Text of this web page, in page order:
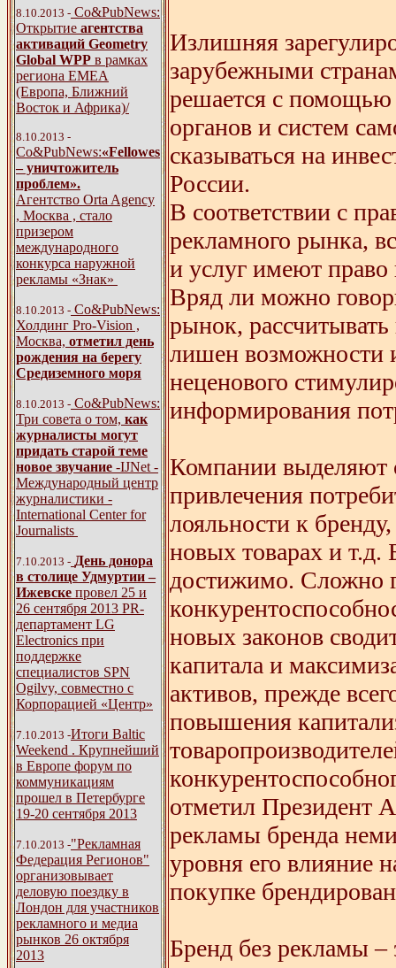
8.10.2013 - Со&PubNews:
Открытие агентства
активаций Geometry
Global WPP в рамках
региона ЕМЕА
(Европа, Ближний
Восток и Африка)/
8.10.2013 -
Со&PubNews:«Fellowes
– уничтожитель
проблем».
Агентство Orta Agency
, Москва , стало
призером
международного
конкурса наружной
рекламы «Знак»
8.10.2013 - Со&PubNews:
Холдинг Pro-Vision ,
Москва, отметил день
рождения на берегу
Средиземного моря
8.10.2013 - Со&PubNews:
Три совета о том, как
журналисты могут
придать старой теме
новое звучание -IJNet -
Международный центр
журналистики -
International Center for
Journalists
7.10.2013 - День донора
в столице Удмуртии –
Ижевске провел 25 и
26 сентября 2013 PR-
департамент LG
Electronics при
поддержке
специалистов SPN
Ogilvy, совместно с
Корпорацией «Центр»
7.10.2013 -Итоги Baltic
Weekend . Крупнейший
в Европе форум по
коммуникациям
прошел в Петербурге
19-20 сентября 2013
7.10.2013 -"Рекламная
Федерация Регионов"
организовывает
деловую поездку в
Лондон для участников
рекламного и медиа
рынков 26 октября
2013
Излишняя
зарубежными
решается с помощью
органов и систем
сказываться на
России.
В соответствии с
рекламного рынка,
и услуг имеют
Вряд ли можно
рынок,
лишен возможности
неценового
информирования
Компании выделяют
привлечения
лояльности к
новых товарах и т.д.
достижимо. Сложно
новых законов
капитала и
активов, прежде
повышения
отметил Президент
рекламы бренда
уровня его влияние
покупке
Бренд без рекламы –